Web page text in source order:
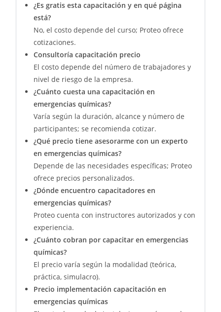
¿Es gratis esta capacitación y en qué página
está?
No, el costo depende del curso; Proteo ofrece
cotizaciones.
Consultoría capacitación precio
El costo depende del número de trabajadores y
nivel de riesgo de la empresa.
¿Cuánto cuesta una capacitación en
emergencias químicas?
Varía según la duración, alcance y número de
participantes; se recomienda cotizar.
¿Qué precio tiene asesorarme con un experto
en emergencias químicas?
Depende de las necesidades específicas; Proteo
ofrece precios personalizados.
¿Dónde encuentro capacitadores en
emergencias químicas?
Proteo cuenta con instructores autorizados y con
experiencia.
¿Cuánto cobran por capacitar en emergencias
químicas?
El precio varía según la modalidad (teórica,
práctica, simulacro).
Precio implementación capacitación en
emergencias químicas